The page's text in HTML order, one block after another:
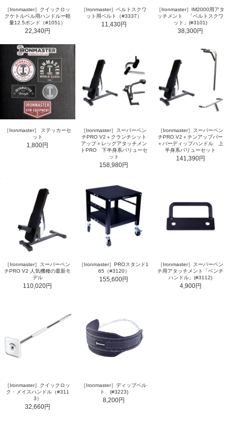
［Ironmaster］クイックロッ
クケトルベル用ハンドルー軽
量12.5ポンド（#1051）
22,340円
［Ironmaster］ベルトスクワ
ット用ベルト（#3337）
11,430円
［Ironmaster］IM2000用アタ
ッチメント 「ベルトスクワ
ット」(#3101)
38,300円
［Ironmaster］ ステッカーセ
ット
1,800円
［Ironmaster］スーパーベン
チPRO V2＋クランチシット
アップ＋レッグアタッチメン
トPRO 下半身系バリューセ
ット
158,980円
［Ironmaster］スーパーベン
チPRO V2＋チンアップバー
＋バーディップハンドル 上
半身系バリューセット
141,390円
［Ironmaster］スーパーベン
チPRO V2 人気機種の最新モ
デル
110,020円
［Ironmaster］PROスタンド1
65（#3120）
155,600円
［Ironmaster］スーパーベン
チ用アタッチメント「ベンチ
ハンドル」(#3112)
4,900円
［Ironmaster］クイックロッ
ク・メイスハンドル（#311
3）
32,660円
［Ironmaster］ディップベル
ト (#3223)
8,200円